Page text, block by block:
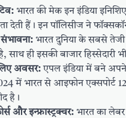
भारत की मेक इन इंडिया
देती हैं। इन पॉलिसीज ने
संभावना: भारत दुनिया के सबसे
साथ ही इसकी बाजार
अवसर:एपल इंडिया में बने अपने
में भारत से आइफोन एक्सपोर्ट
है।
और इन्फ्रास्ट्रक्चर: भारत का